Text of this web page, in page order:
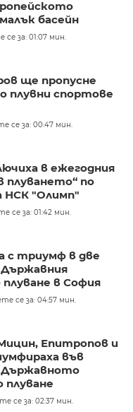
басейн
се за: 01:07 мин.
ще пропусне
плувни спортове
се за: 00:47 мин.
в ежегодния
плуването“ по
НСК "Олимп"
се за: 01:42 мин.
с триумф в две
Държавния
в София
се за: 04:57 мин.
Епитропов и
във
Държавното
плуване
се за: 02:37 мин.